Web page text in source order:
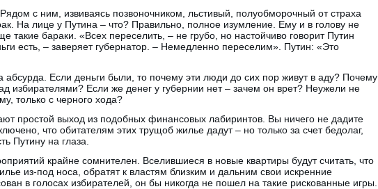
с ним, извиваясь позвоночником, льстивый, полуобморочный от страха
На лице у Путина – что? Правильно, полное изумление. Ему и в голову не
такие бараки. «Всех переселить, – не грубо, но настойчиво говорит Путин
есть, – заверяет губернатор. – Немедленно переселим». Путин: «Это
абсурда. Если деньги были, то почему эти люди до сих пор живут в аду? Почему
избирателями? Если же денег у губернии нет – зачем он врет? Неужели не
только с черного хода?
простой выход из подобных финансовых лабиринтов. Вы ничего не дадите
что обитателям этих трущоб жилье дадут – но только за счет бедолаг,
Путину на глаза.
крайне сомнителен. Вселившиеся в новые квартиры будут считать, что
из-под носа, обратят к властям близким и дальним свои искренние
в голосах избирателей, он бы никогда не пошел на такие рискованные игры.